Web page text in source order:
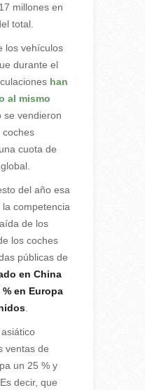
millones en
total.
los vehículos
durante el
han
al mismo
se vendieron
coches
cuota de
del año esa
competencia
de los
los coches
públicas de
en China
en Europa
.
ventas de
un 25 % y
decir, que